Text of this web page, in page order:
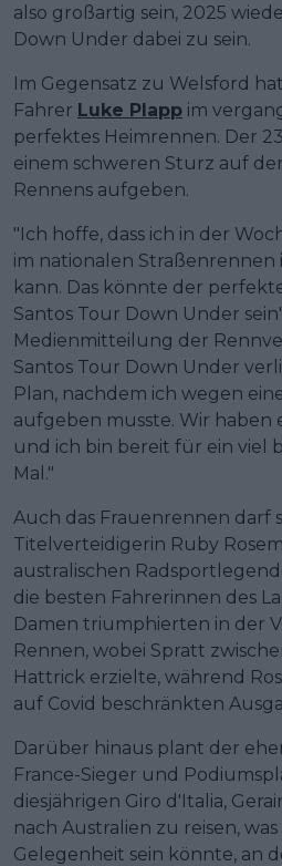
also großartig sein, 2025
Down Under dabei zu sein.
Im Gegensatz zu Welsford
Fahrer Luke Plapp im
perfektes Heimrennen. Der
einem schweren Sturz auf
Rennens aufgeben.
"Ich hoffe, dass ich in der
im nationalen
kann. Das könnte der
Santos Tour Down Under
Medienmitteilung der
Santos Tour Down Under
Plan, nachdem ich wegen
aufgeben musste. Wir haben
und ich bin bereit für ein viel
Mal."
Auch das Frauenrennen darf
Titelverteidigerin Ruby
australischen
die besten Fahrerinnen des
Damen triumphierten in der
Rennen, wobei Spratt
Hattrick erzielte, während
auf Covid beschränkten
Darüber hinaus plant der
France-Sieger und
diesjährigen Giro d'Italia,
nach Australien zu reisen,
Gelegenheit sein könnte, an